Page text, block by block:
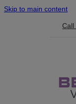
Skip to main content
Call